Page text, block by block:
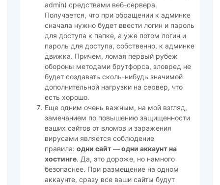
admin) средствами веб-сервера.
Получается, что при обращении к админке
сначала нужно будет ввести логин и пароль
для доступа к папке, а уже потом логин и
пароль для доступа, собственно, к админке
движка. Причем, ломая первый рубеж
обороны методами брутфорса, зловред не
будет создавать сколь-нибудь значимой
дополнительной нагрузки на сервер, что
есть хорошо.
Еще одним очень важным, на мой взгляд,
замечанием по повышению защищенности
ваших сайтов от вломов и заражения
вирусами является соблюдение
правила: одни сайт — одни аккаунт на
хостинге. Да, это дороже, но намного
безопаснее. При размещение на одном
аккаунте, сразу все ваши сайты будут